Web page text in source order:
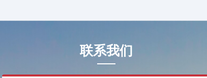
联系我们